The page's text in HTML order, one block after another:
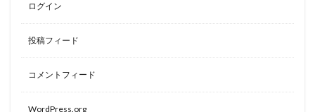
ログイン
投稿フィード
コメントフィード
WordPress.org